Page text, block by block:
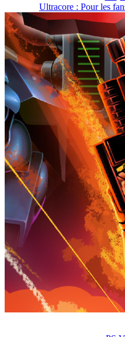
Ultracore : Pour les